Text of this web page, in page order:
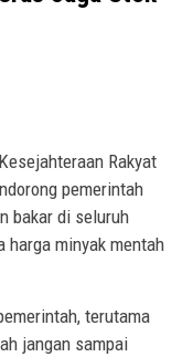
Rakyat
pemerintah
bakar di seluruh
harga minyak mentah
terutama
jangan sampai